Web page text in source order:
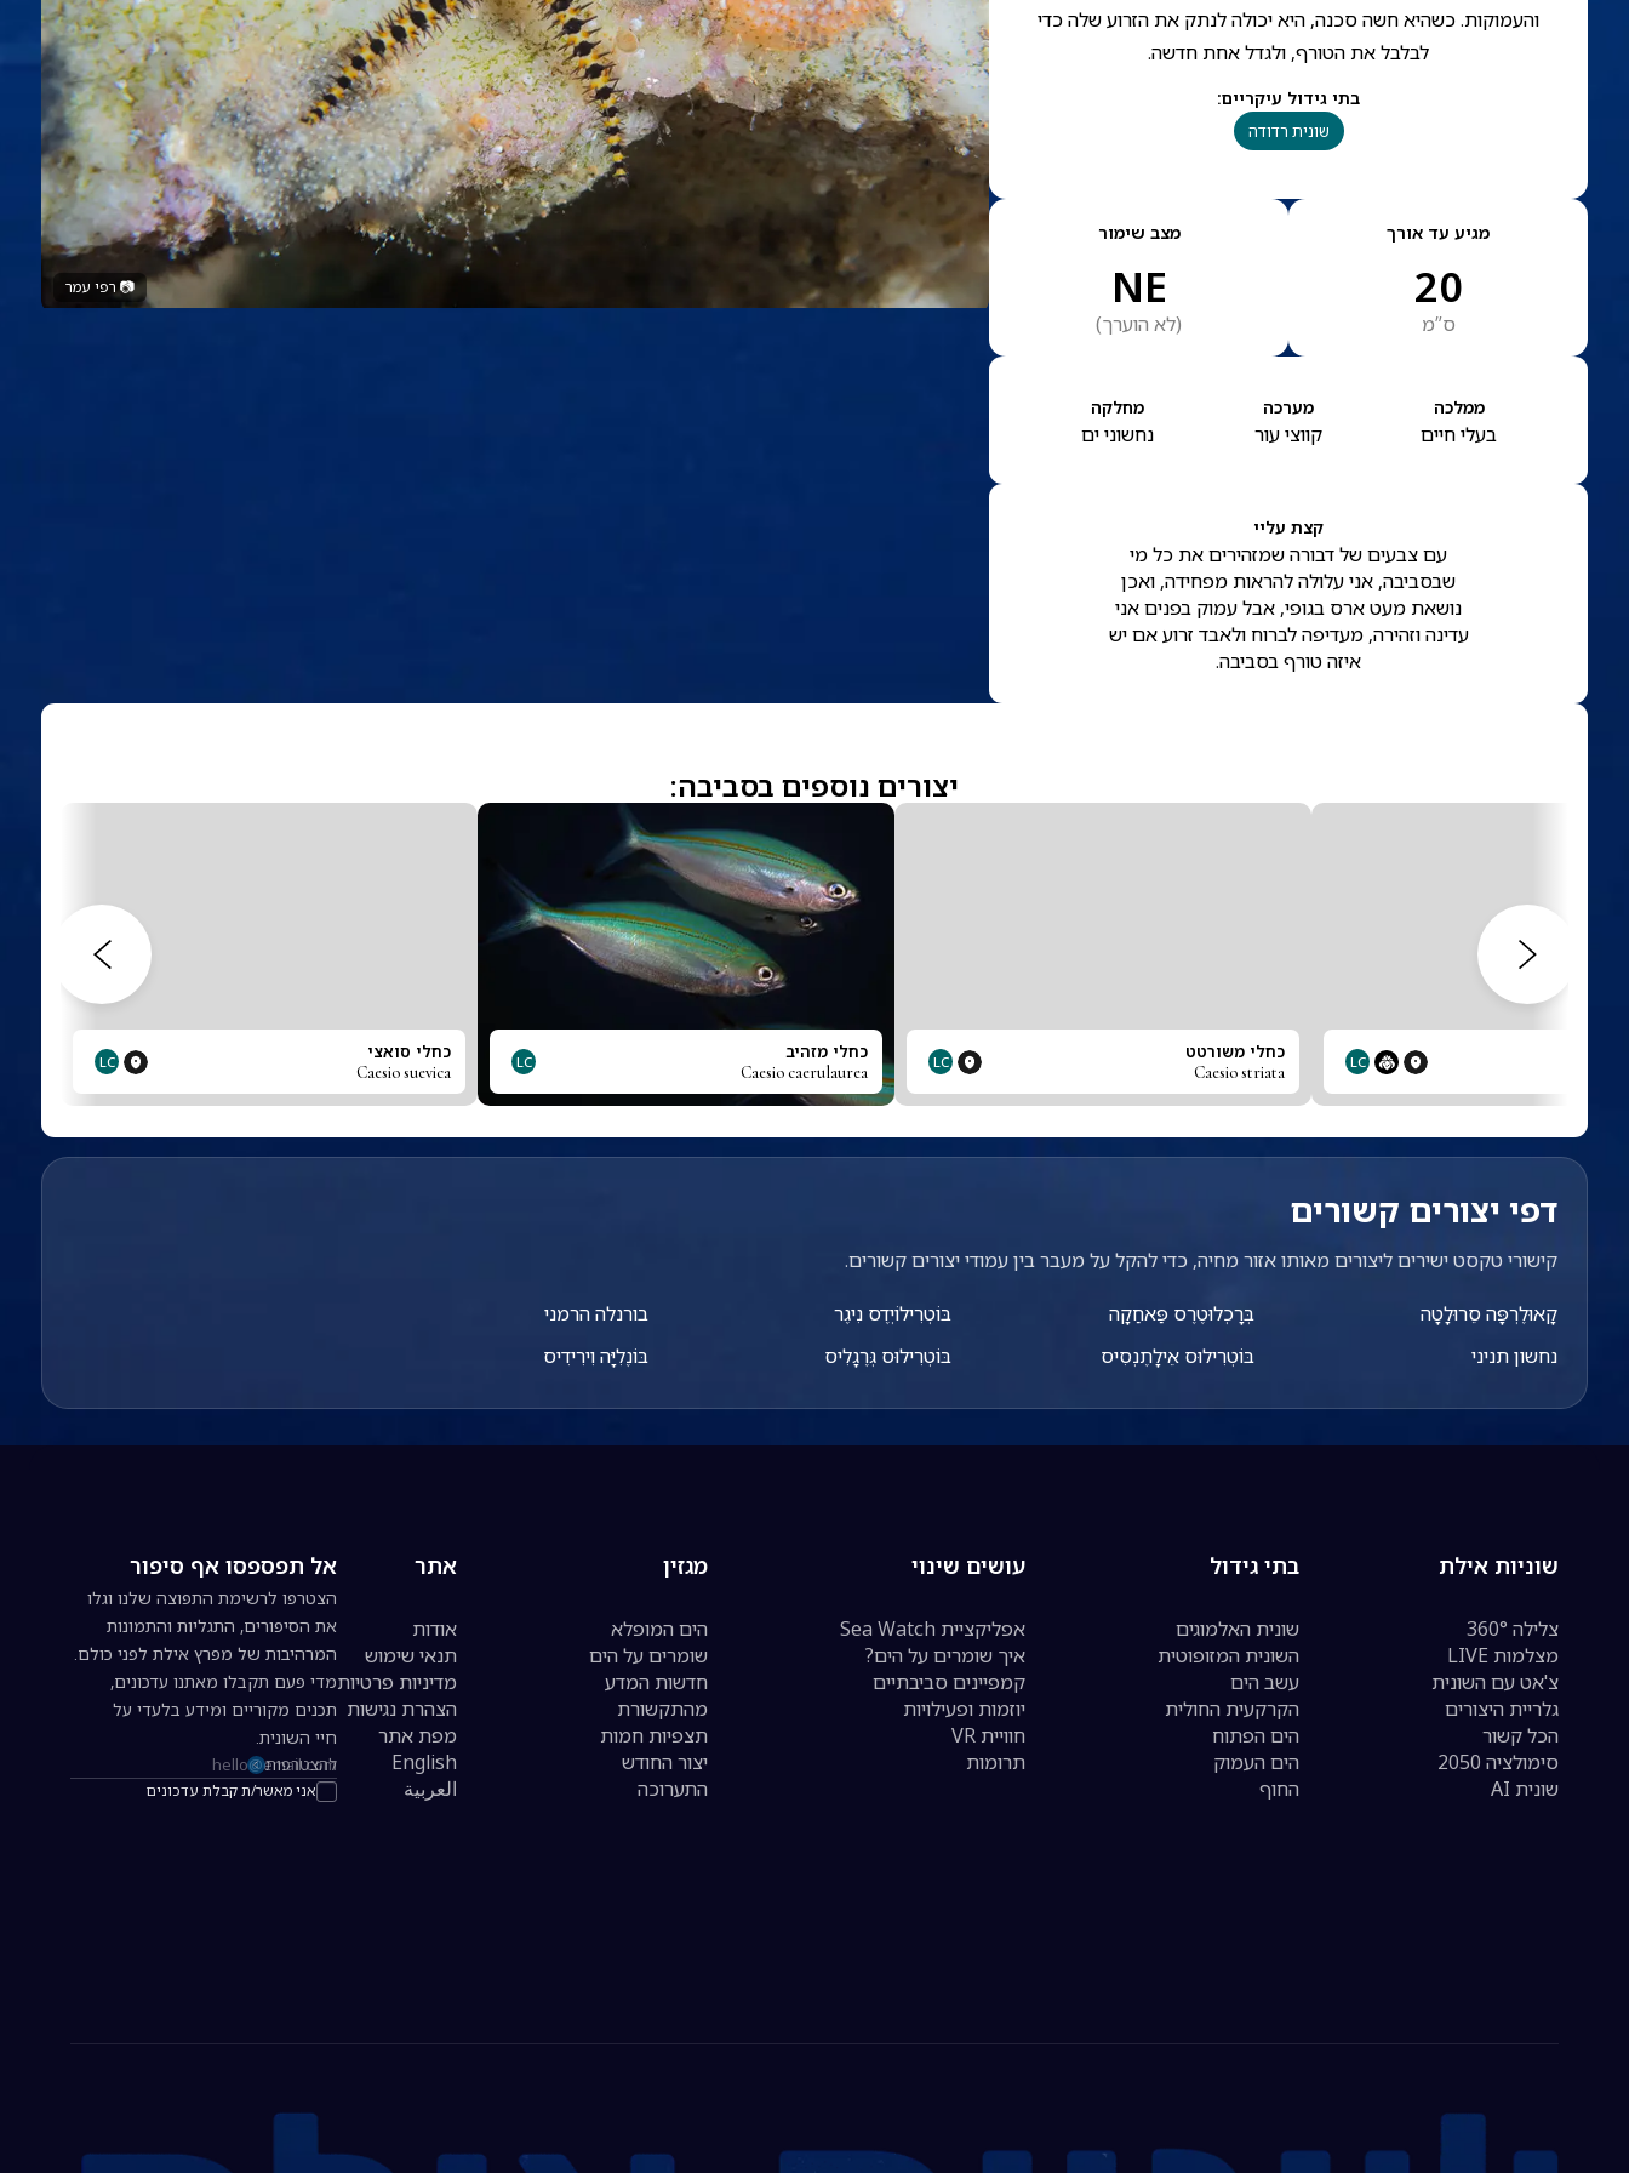
📷 רפי עמר
והעמוקות. כשהיא חשה סכנה, היא יכולה לנתק את הזרוע שלה כדי
לבלבל את הטורף, ולגדל אחת חדשה.
בתי גידול עיקריים:
שונית רדודה
מגיע עד אורך
20
ס”מ
מצב שימור
NE
(לא הוערך)
ממלכה
בעלי חיים
מערכה
קווצי עור
מחלקה
נחשוני ים
קצת עליי
עם צבעים של דבורה שמזהירים את כל מי
שבסביבה, אני עלולה להראות מפחידה, ואכן
נושאת מעט ארס בגופי, אבל עמוק בפנים אני
עדינה וזהירה, מעדיפה לברוח ולאבד זרוע אם יש
איזה טורף בסביבה.
יצורים נוספים בסביבה:
LC כחלי משורטט
Caesio striata
LC כחלי מזהיב
Caesio caerulaurea
LC כחלי סואצי
Caesio suevica
LC
דפי יצורים קשורים
קישורי טקסט ישירים ליצורים מאותו אזור מחיה, כדי להקל על מעבר בין עמודי יצורים קשורים.
קָאוּלֶרְפָּה סֵרוּלָטָה
נחשון תניני
בְּרָכְלוּטֶרֶס פַּאחַקָה
בּוֹטְרִילוּס אֵילָתֶנְסִיס
בּוֹטְרִילוֹיְדֶס נִיגֶר
בּוֹטְרִילוּס גְּרֶגָלִיס
בורנלה הרמני
בּוֹנֶלִיָּה וִירִידִיס
שוניות אילת
צלילה 360°
מצלמות LIVE
צ'אט עם השונית
גלריית היצורים
הכל קשור
סימולציה 2050
שונית AI
בתי גידול
שונית האלמוגים
השונית המזופוטית
עשב הים
הקרקעית החולית
הים הפתוח
הים העמוק
החוף
עושים שינוי
אפליקציית Sea Watch
איך שומרים על הים?
קמפיינים סביבתיים
יוזמות ופעילויות
חוויית VR
תרומות
מגזין
הים המופלא
שומרים על הים
חדשות המדע
מהתקשורת
תצפיות חמות
יצור החודש
התערוכה
אתר
אודות
תנאי שימוש
מדיניות פרטיות
הצהרת נגישות
מפת אתר
English
العربية
אל תפספסו אף סיפור
הצטרפו לרשימת התפוצה שלנו וגלו
את הסיפורים, התגליות והתמונות
המרהיבות של מפרץ אילת לפני כולם.
מדי פעם תקבלו מאתנו עדכונים,
תכנים מקוריים ומידע בלעדי על
חיי השונית.
כתובת אימייל להרשמה לניוזלטר
אני מאשר/ת קבלת עדכונים
להצטרפות